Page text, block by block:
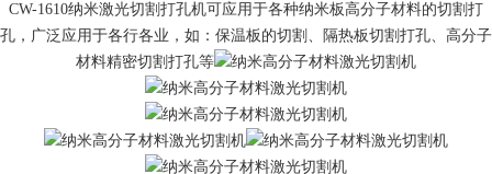
CW-1610纳米激光切割打孔机可应用于各种纳米板高分子材料的切割打
孔，广泛应用于各行各业，如：保温板的切割、隔热板切割打孔、高分子
材料精密切割打孔等